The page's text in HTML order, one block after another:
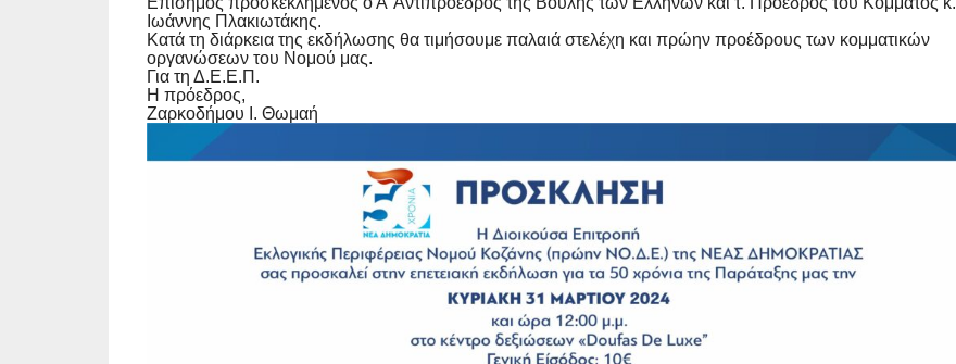
Ιωάννης Πλακιωτάκης.
Κατά τη διάρκεια της εκδήλωσης θα τιμήσουμε παλαιά στελέχη και πρώην προέδρους των κομματικών
οργανώσεων του Νομού μας.
Για τη Δ.Ε.Ε.Π.
Η πρόεδρος,
Ζαρκοδήμου Ι. Θωμαή